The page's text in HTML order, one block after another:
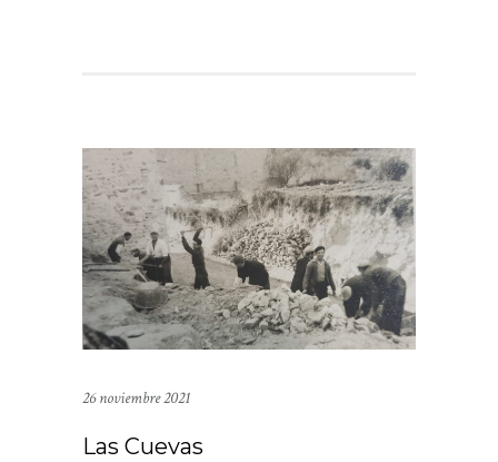
26 noviembre 2021
Las Cuevas